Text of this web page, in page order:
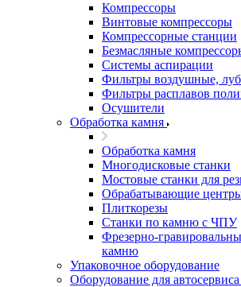
Компрессоры
Винтовые компрессоры
Компрессорные станции
Безмасляные
Системы аспирации
Фильтры воздушные,
Фильтры расплавов
Осушители
Обработка камня
Обработка камня
Многодисковые станки
Мостовые станки для
Обрабатывающие
Плиткорезы
Станки по камню с ЧПУ
Фрезерно-
камню
Упаковочное оборудование
Оборудование для автосервиса